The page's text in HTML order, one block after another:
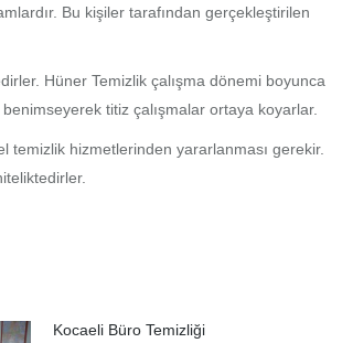
Bu kişiler tarafından gerçekleştirilen
Hüner Temizlik çalışma dönemi boyunca
titiz çalışmalar ortaya koyarlar.
temizlik hizmetlerinden yararlanması gerekir.
Kocaeli Büro Temizliği